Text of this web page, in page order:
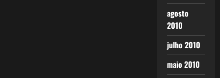
agosto
2010
julho 2010
maio 2010